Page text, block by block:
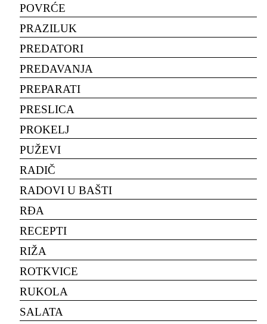
POVRĆE
PRAZILUK
PREDATORI
PREDAVANJA
PREPARATI
PRESLICA
PROKELJ
PUŽEVI
RADIČ
RADOVI U BAŠTI
RĐA
RECEPTI
RIŽA
ROTKVICE
RUKOLA
SALATA